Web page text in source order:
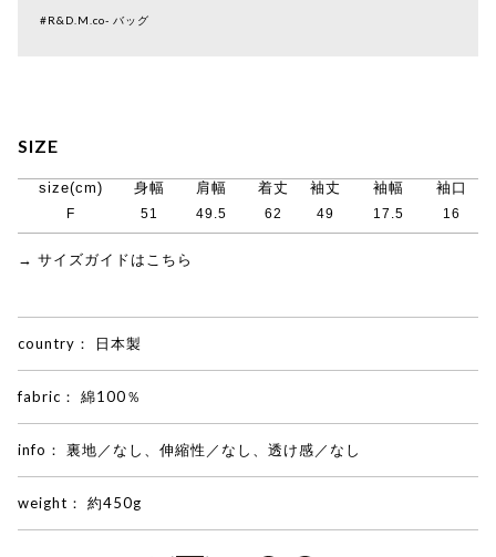
#R&D.M.co- バッグ
SIZE
size(cm) 身幅 肩幅 着丈 袖丈 袖幅 袖口
F 51 49.5 62 49 17.5 16
→ サイズガイドはこちら
country： 日本製
fabric： 綿100％
info： 裏地／なし、伸縮性／なし、透け感／なし
weight： 約450g